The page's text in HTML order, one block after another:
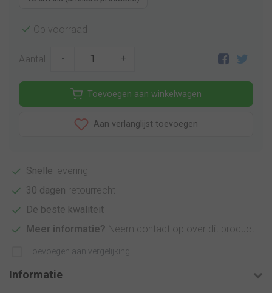
Op voorraad
Aantal - +
Toevoegen aan winkelwagen
Aan verlanglijst toevoegen
Snelle levering
30 dagen retourrecht
De beste kwaliteit
Meer informatie? Neem contact op over dit product
Toevoegen aan vergelijking
Informatie